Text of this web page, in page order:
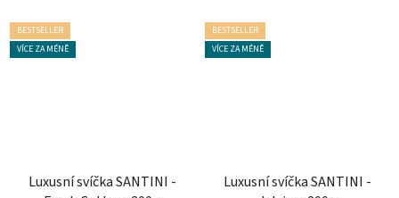
BESTSELLER
VÍCE ZA MÉNĚ
Luxusní svíčka SANTINI -
BESTSELLER
VÍCE ZA MÉNĚ
Luxusní svíčka SANTINI -